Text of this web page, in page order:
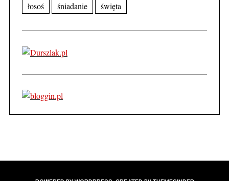
łosoś
śniadanie święta